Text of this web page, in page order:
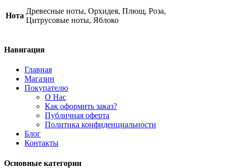
quantity
Нота
Древесные ноты, Орхидея, Плющ, Роза,
Цитрусовые ноты, Яблоко
Навигация
Главная
Магазин
Покупателю
О Нас
Как оформить заказ?
Публичная оферта
Политика конфиденциальности
Блог
Контакты
Основные категории